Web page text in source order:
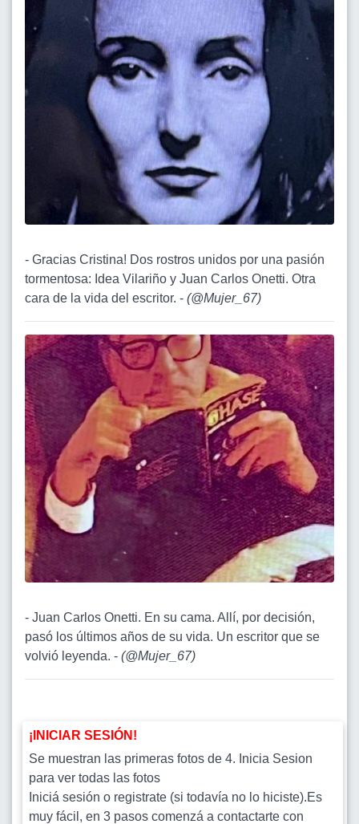
- Gracias Cristina! Dos rostros unidos por una pasión
tormentosa: Idea Vilariño y Juan Carlos Onetti. Otra
cara de la vida del escritor. - (@Mujer_67)
- Juan Carlos Onetti. En su cama. Allí, por decisión,
pasó los últimos años de su vida. Un escritor que se
volvió leyenda. - (@Mujer_67)
¡INICIAR SESIÓN!
Se muestran las primeras fotos de 4. Inicia Sesion
para ver todas las fotos
Iniciá sesión o registrate (si todavía no lo hiciste).Es
muy fácil, en 3 pasos comenzá a contactarte con